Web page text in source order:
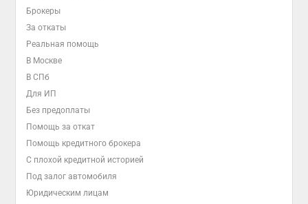
Брокеры
За откаты
Реальная помощь
В Москве
В СПб
Для ИП
Без предоплаты
Помощь за откат
Помощь кредитного брокера
С плохой кредитной историей
Под залог автомобиля
Юридическим лицам